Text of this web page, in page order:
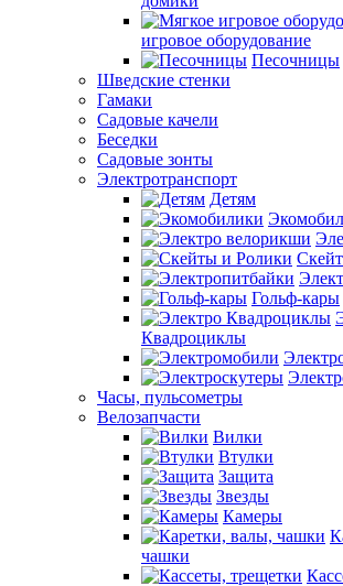
игровое оборудование
Песочницы
Шведские стенки
Гамаки
Садовые качели
Беседки
Садовые зонты
Электротранспорт
Детям
Гольф-кары
Квадроциклы
Часы, пульсометры
Велозапчасти
Вилки
Втулки
Защита
Звезды
Камеры
чашки